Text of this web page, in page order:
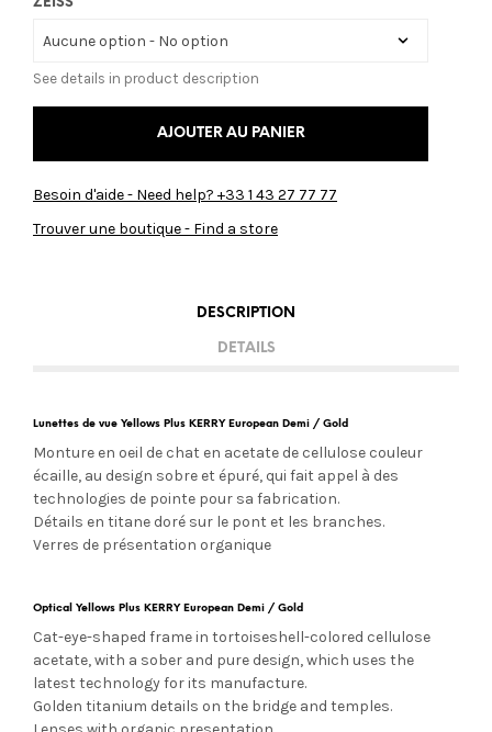
ZEISS
See details in product description
AJOUTER AU PANIER
Besoin d'aide - Need help? +33 1 43 27 77 77
Trouver une boutique - Find a store
DESCRIPTION
DETAILS
Lunettes de vue Yellows Plus KERRY European Demi / Gold
Monture en oeil de chat en acetate de cellulose couleur
écaille, au design sobre et épuré, qui fait appel à des
technologies de pointe pour sa fabrication.
Détails en titane doré sur le pont et les branches.
Verres de présentation organique
Optical Yellows Plus KERRY European Demi / Gold
Cat-eye-shaped frame in tortoiseshell-colored cellulose
acetate, with a sober and pure design, which uses the
latest technology for its manufacture.
Golden titanium details on the bridge and temples.